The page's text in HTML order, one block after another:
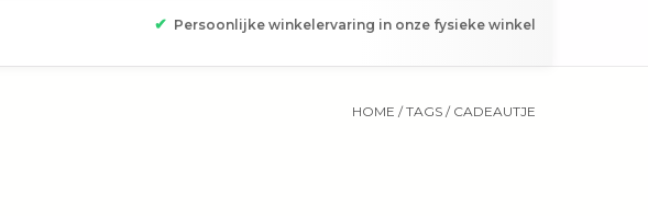
✔ Persoonlijke winkelervaring in onze fysieke winkel
HOME /TAGS / CADEAUTJE